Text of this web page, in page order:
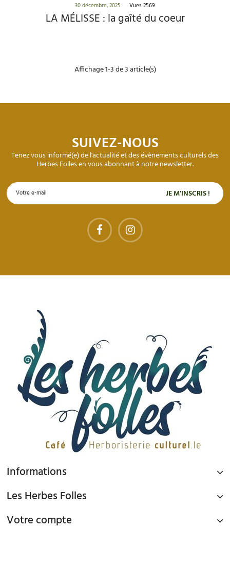
30 décembre, 2025 Vues 2569
LA MÉLISSE : la gaîté du coeur
Affichage 1-3 de 3 article(s)
SUIVEZ-NOUS
Tenez vous informé(e) de l'actualité et des évènements culturels des
Herbes Folles en vous abonnant à notre newsletter.
Informations
Les Herbes Folles
Votre compte